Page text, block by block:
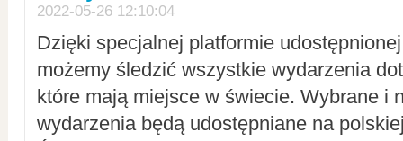
2022-05-26 12:10:04
Dzięki specjalnej platformie
możemy śledzić wszystkie wydarzenia
które mają miejsce w świecie. Wybrane i
wydarzenia będą udostępniane na